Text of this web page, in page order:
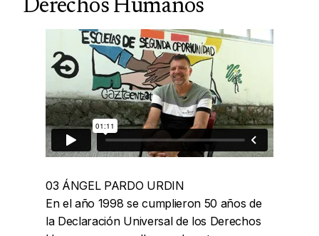
Derechos Humanos
03 ÁNGEL PARDO URDIN
En el año 1998 se cumplieron 50 años de
la Declaración Universal de los Derechos